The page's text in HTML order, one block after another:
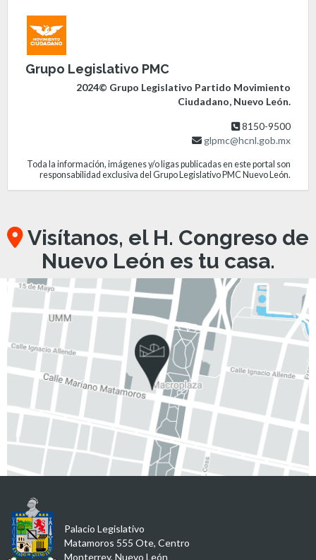
Grupo Legislativo PMC
2024© Grupo Legislativo Partido Movimiento
Ciudadano, Nuevo León.
8150-9500
glpmc@hcnl.gob.mx
Toda la información, imágenes y/o ligas publicadas en este portal son
responsabilidad exclusiva del Grupo Legislativo PMC Nuevo León.
Visítanos, el H. Congreso de
Nuevo León es tu casa.
Palacio Legislativo
Matamoros 555 Ote, Centro
Monterrey, Nuevo León